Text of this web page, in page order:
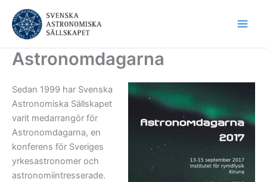
Hoppa
innehåll
Astronomdagarna
Sedan 1999 har Svenska
Astronomiska Sällskapet
varit medarrangör för
Astronomdagarna, en
konferens för Sveriges
yrkesastronomer och
astronomiintresserade.